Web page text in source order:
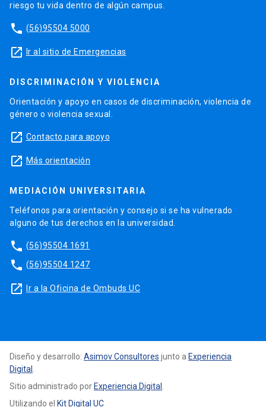
riesgo tu vida dentro de algún campus.
phone (56)95504 5000
launch Ir al sitio de Emergencias
DISCRIMINACIÓN Y VIOLENCIA
Orientación y apoyo en casos de discriminación, violencia de
género o violencia sexual.
launch Contacto para apoyo
launch Más orientación
MEDIACIÓN UNIVERSITARIA
Teléfonos para orientación y consejo si se ha vulnerado
alguno de tus derechos en la universidad.
phone (56)95504 1691
phone (56)95504 1247
launch Ir a la Oficina de Ombuds UC
Diseño y desarrollo: Asimov Consultores junto a Experiencia
Digital .
Sitio administrado por Experiencia Digital .
Utilizando el Kit Digital UC